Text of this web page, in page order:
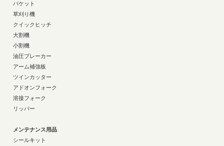
バケット
草刈り機
クイックヒッチ
大割機
小割機
油圧ブレーカー
アーム補強板
ツインカッター
アドオンフォーク
溶接フォーク
リッパー
メンテナンス用品
シールキット